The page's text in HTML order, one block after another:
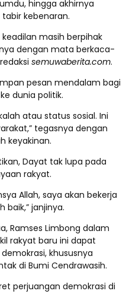
hingga akhirnya
kebenaran.
masih berpihak
dengan mata berkaca-
semuwaberita.com.
pesan mendalam bagi
dunia politik.
atau status sosial. Ini
tegasnya dengan
keyakinan.
Dayat tak lupa pada
rakyat.
Allah, saya akan bekerja
baik,” janjinya.
Ramses Limbong dalam
rakyat baru ini dapat
khususnya
di Bumi Cendrawasih.
perjuangan demokrasi di